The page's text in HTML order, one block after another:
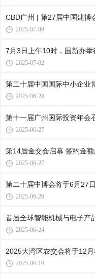
CBD广州 | 第27届中国建博
2025-07-09
7月3日上午10时，国新办
2025-07-02
第二十届中国国际中小企业
2025-06-28
第十一届广州国际投资年会
2025-06-27
第14届金交会启幕 签约金
2025-06-27
第二十届中博会将于6月27
2025-06-26
首届全球智能机械与电子产
2025-06-24
2025大湾区农交会将于12
2025-06-19